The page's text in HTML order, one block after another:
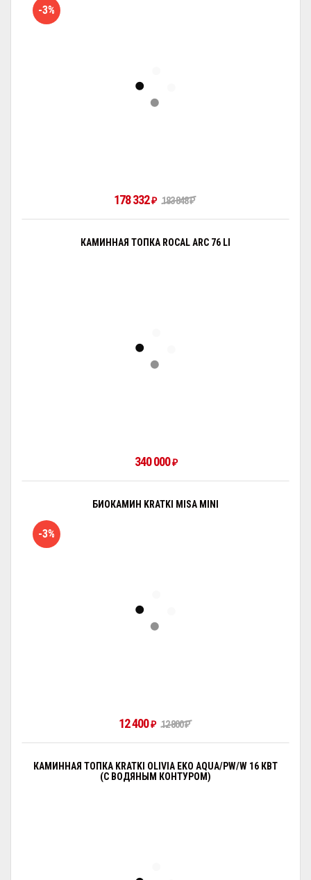
-3%
178 332₽ 183 848₽
КАМИННАЯ ТОПКА ROCAL ARC 76 LI
340 000₽
БИОКАМИН KRATKI MISA MINI
-3%
12 400₽ 12 800₽
КАМИННАЯ ТОПКА KRATKI OLIVIA EKO AQUA/PW/W 16 КВТ
(С ВОДЯНЫМ КОНТУРОМ)